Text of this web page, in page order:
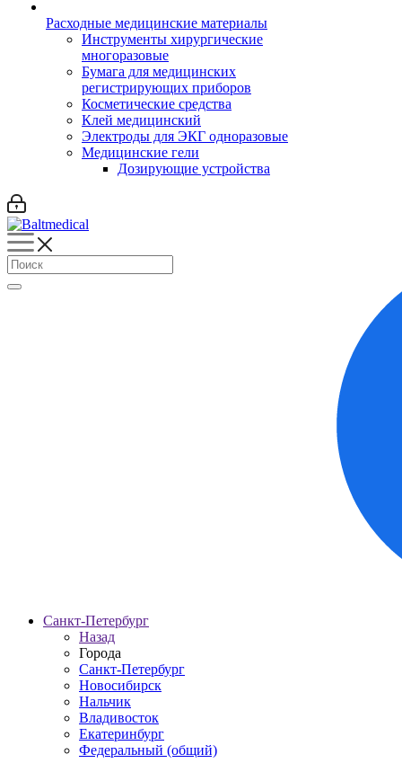
Расходные медицинские материалы
Инструменты хирургические
многоразовые
Бумага для медицинских
регистрирующих приборов
Косметические средства
Клей медицинский
Электроды для ЭКГ одноразовые
Медицинские гели
Дозирующие устройства
Санкт-Петербург
Назад
Города
Санкт-Петербург
Новосибирск
Нальчик
Владивосток
Екатеринбург
Федеральный (общий)